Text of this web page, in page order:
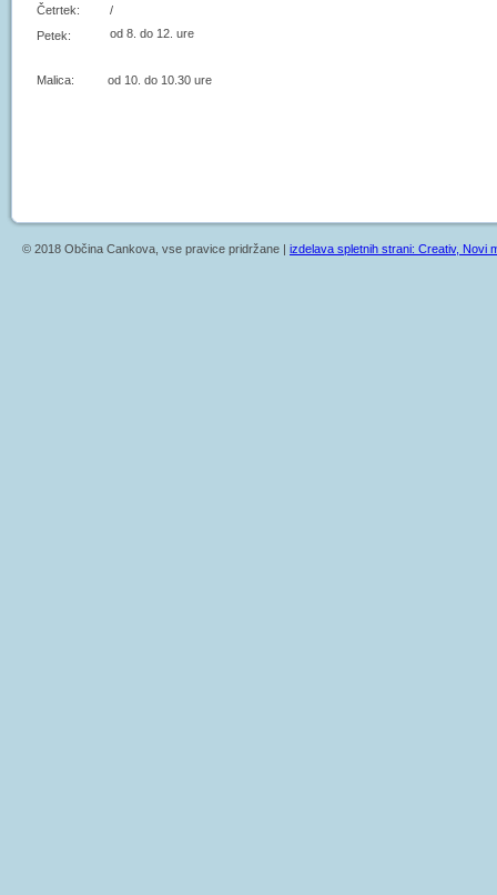
Četrtek:
/
Petek:
od 8. do 12. ure
Malica: od 10. do 10.30 ure
© 2018 Občina Cankova, vse pravice pridržane | izdelava spletnih strani: Creativ, Novi